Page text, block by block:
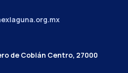
de Cobián Centro, 27000